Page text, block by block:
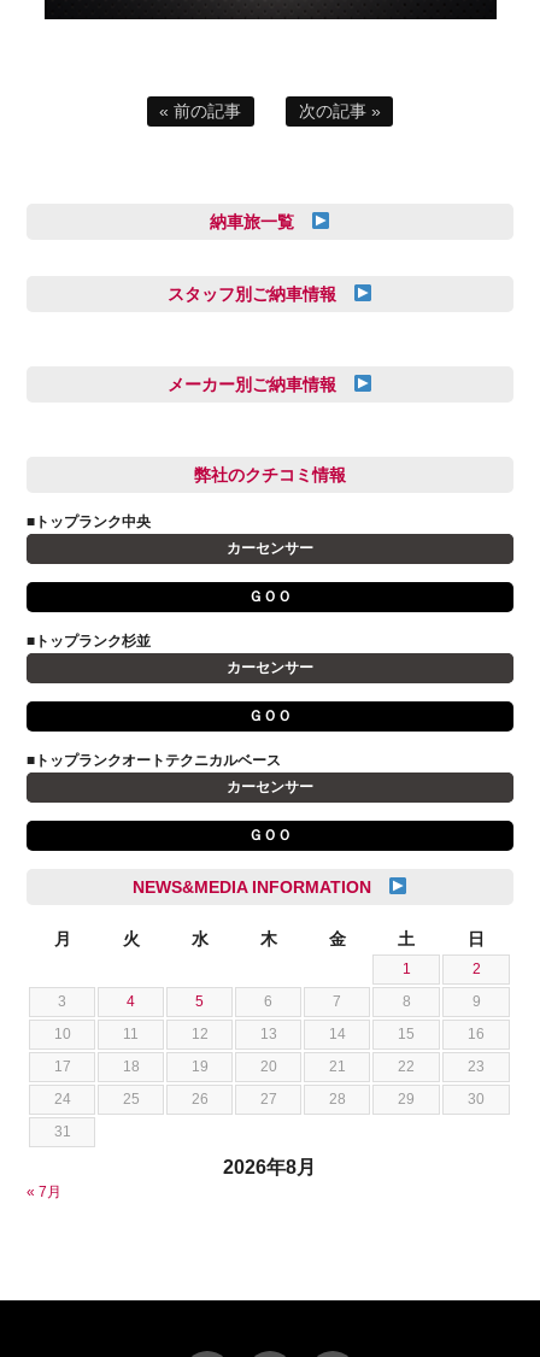
« 前の記事 次の記事 »
納車旅一覧
スタッフ別ご納車情報
多田 健人
小澤 孝久
小野 利公
山本 大輔
岩井 裕一
石川 成一郎
荒居 力哉
荻野 雅史
菊池 大誠
藤本 京弥
西川 諒
メーカー別ご納車情報
FIAT
JAGUAR
アストンマーティン
アルファロメオ
キャデラック
クライスラー
クライスラージープ
スズキ
ダッジ
テスラ
トヨタ
ニッサン
フェラーリ
フォルクスワーゲン
ポルシェ
弊社のクチコミ情報
■トップランク中央
カーセンサー
ＧＯＯ
■トップランク杉並
カーセンサー
ＧＯＯ
■トップランクオートテクニカルベース
カーセンサー
ＧＯＯ
NEWS&MEDIA INFORMATION
2026年8月
月 火 水 木 金 土 日
1
2
3
4 5 6 7 8
9
10
11 12 13 14 15
16
17
18 19 20 21 22
23
24
25 26 27 28 29
30
31
« 7月